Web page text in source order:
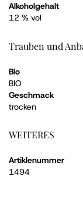
Alkoholgehalt
12 % vol
Trauben und
Bio
BIO
Geschmack
trocken
WEITERES
Artiklenummer
1494